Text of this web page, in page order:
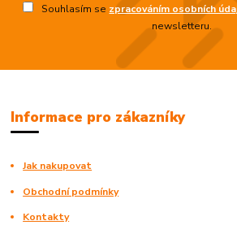
Souhlasím se zpracováním osobních
newsletteru.
Informace pro zákazníky
Jak nakupovat
Obchodní podmínky
Kontakty